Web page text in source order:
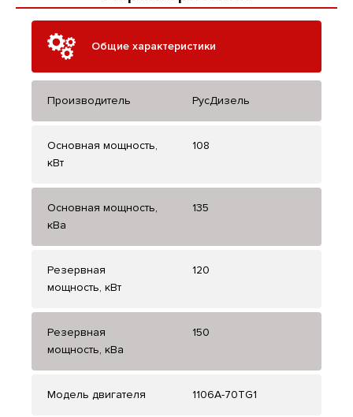
Общие характеристики
Производитель РусДизель
Основная мощность,
кВт
108
Основная мощность,
кВа
135
Резервная
мощность, кВт
120
Резервная
мощность, кВа
150
Модель двигателя 1106A-70TG1